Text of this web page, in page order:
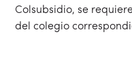
Colsubsidio, se
del colegio